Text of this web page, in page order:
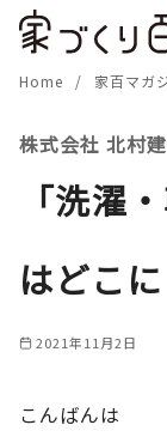
Home 家百マガ
株式会社 北村
「洗濯
はどこに
2021年11月2日
こんばんは